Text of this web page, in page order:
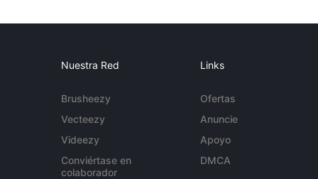
Nuestra Red
Brusheezy
Vecteezy
Videezy
Conviértase en
colaborador
Links
Ofertas
Anuncie
Apoyo
DMCA